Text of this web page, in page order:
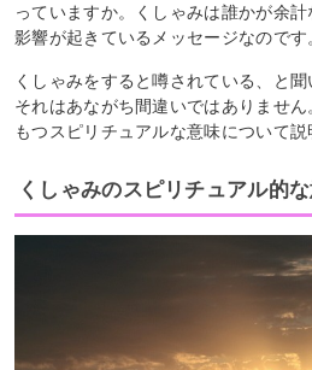
っていますか。くしゃみは誰かが余
影響が起きているメッセージなのです
くしゃみをすると噂されている、と聞
それはあながち間違いではありませ
もつスピリチュアルな意味について説
くしゃみのスピリチュアル的